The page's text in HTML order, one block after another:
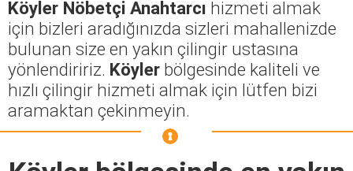
Köyler Nöbetçi Anahtarcı hizmeti almak
için bizleri aradığınızda sizleri mahallenizde
bulunan size en yakın çilingir ustasına
yönlendiririz. Köyler bölgesinde kaliteli ve
hızlı çilingir hizmeti almak için lütfen bizi
aramaktan çekinmeyin.